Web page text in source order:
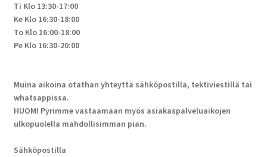
Ti Klo 13:30-17:00
Ke Klo 16:30-18:00
To Klo 16:00-18:00
Pe Klo 16:30-20:00
Muina aikoina otathan yhteyttä sähköpostilla, tektiviestillä tai
whatsappissa.
HUOM! Pyrimme vastaamaan myös asiakaspalveluaikojen
ulkopuolella mahdollisimman pian.
Sähköpostilla